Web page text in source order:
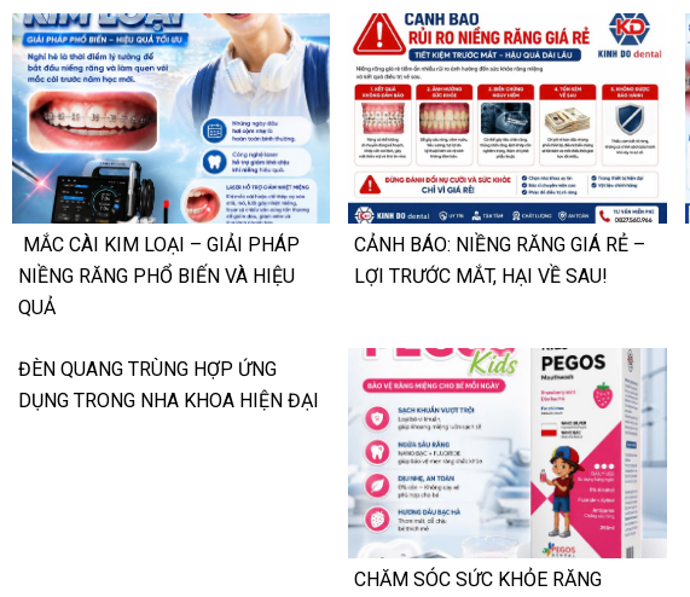
MẮC CÀI KIM LOẠI – GIẢI PHÁP
NIỀNG RĂNG PHỔ BIẾN VÀ HIỆU
QUẢ
CẢNH BÁO: NIỀNG RĂNG GIÁ RẺ –
LỢI TRƯỚC MẮT, HẠI VỀ SAU!
ĐÈN QUANG TRÙNG HỢP ỨNG
DỤNG TRONG NHA KHOA HIỆN ĐẠI
CHĂM SÓC SỨC KHỎE RĂNG